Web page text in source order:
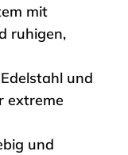
mit
ruhigen,
und
extreme
und